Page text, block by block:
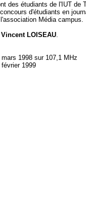
des étudiants de l'IUT de
d'étudiants en
Média campus.
Vincent LOISEAU.
1998 sur 107,1 MHz
1999